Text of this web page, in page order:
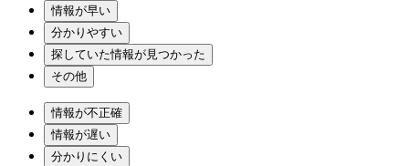
情報が早い
分かりやすい
探していた情報が見つかった
その他
情報が不正確
情報が遅い
分かりにくい